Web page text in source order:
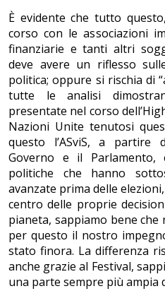
È evidente che tutto
corso con le associazioni
finanziarie e tanti altri
deve avere un riflesso
politica; oppure si rischia di
tutte le analisi
presentate nel corso
Nazioni Unite tenutosi
questo l’ASviS, a partire
Governo e il
politiche che hanno
avanzate prima delle
centro delle proprie
pianeta, sappiamo bene
per questo il nostro
stato finora. La differenza
anche grazie al Festival,
una parte sempre più ampia